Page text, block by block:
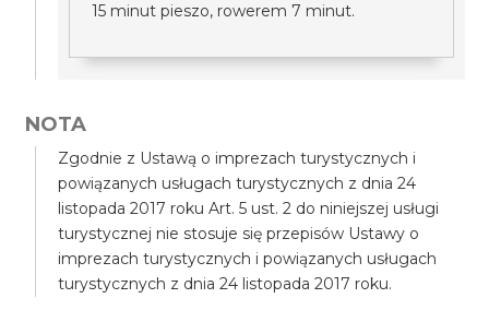
15 minut pieszo, rowerem 7 minut.
NOTA
Zgodnie z Ustawą o imprezach turystycznych i
powiązanych usługach turystycznych z dnia 24
listopada 2017 roku Art. 5 ust. 2 do niniejszej usługi
turystycznej nie stosuje się przepisów Ustawy o
imprezach turystycznych i powiązanych usługach
turystycznych z dnia 24 listopada 2017 roku.